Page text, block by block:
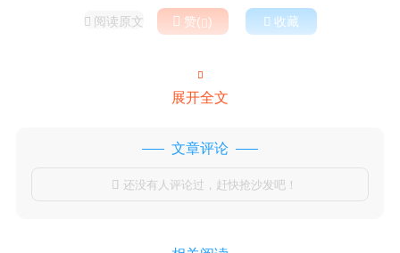
 阅读原文  赞()  收藏

展开全文
文章评论
 还没有人评论过，赶快抢沙发吧！